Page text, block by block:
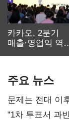
카카오, 2분기
매출·영업익 역
주요 뉴스
문제는 전대 이
불복'
"1차 투표서 과